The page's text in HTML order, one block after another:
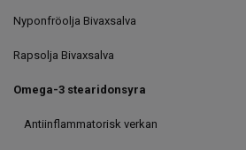
Nyponfröolja Bivaxsalva
Rapsolja Bivaxsalva
Omega-3 stearidonsyra
Antiinflammatorisk verkan